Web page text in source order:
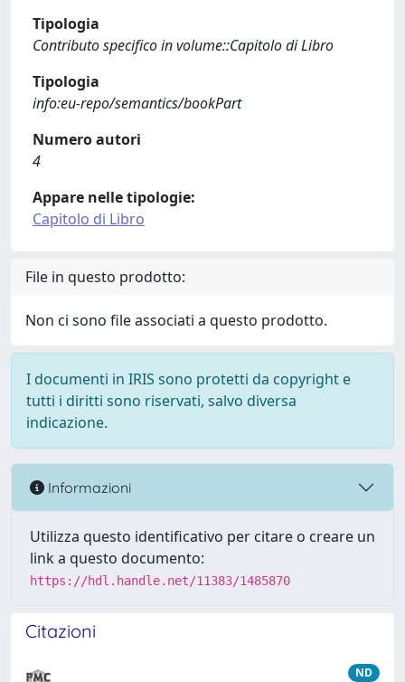
Tipologia
Contributo specifico in volume::Capitolo di Libro
Tipologia
info:eu-repo/semantics/bookPart
Numero autori
4
Appare nelle tipologie:
Capitolo di Libro
File in questo prodotto:
Non ci sono file associati a questo prodotto.
I documenti in IRIS sono protetti da copyright e
tutti i diritti sono riservati, salvo diversa
indicazione.
Informazioni
Utilizza questo identificativo per citare o creare un
link a questo documento:
https://hdl.handle.net/11383/1485870
Citazioni
ND